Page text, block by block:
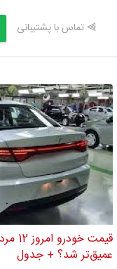
⫸ تماس با پشتیبانی
عمیق‌تر شد؟ + جدول